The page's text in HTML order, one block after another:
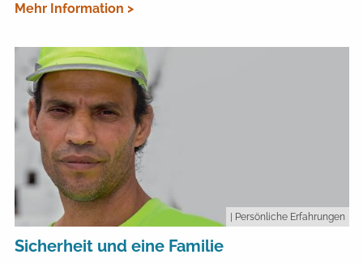
Mehr Information >
| Persönliche Erfahrungen
Sicherheit und eine Familie